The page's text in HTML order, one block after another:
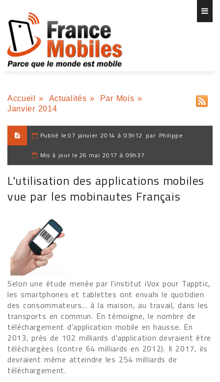
Accueil » Actualités » Par Mois »
Janvier 2014
Publié le 07 janvier 2014 à 03h12 par Philippe
Mis à jour le 26 mai 2017 à 09h37
L'utilisation des applications mobiles
vue par les mobinautes Français
Selon une étude menée par l'institut iVox pour Tapptic,
les smartphones et tablettes ont envahi le quotidien
des consommateurs… à la maison, au travail, dans les
transports en commun. En témoigne, le nombre de
téléchargement d'application mobile en hausse. En
2013, près de 102 milliards d'application devraient être
téléchargées (contre 64 milliards en 2012). Il 2017, ils
devraient même atteindre les 254 milliards de
téléchargement.